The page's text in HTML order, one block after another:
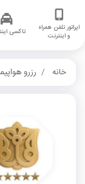
اپراتور تلفن همراه
و اینترنت
تاکسی
خانه رزرو